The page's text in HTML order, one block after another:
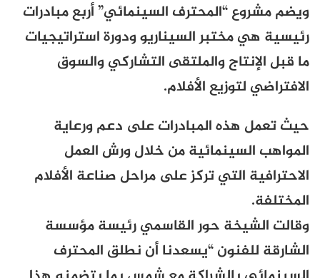
ويضم مشروع “المحترف السينمائي” أربع مبادرات
رئيسية هي مختبر السيناريو ودورة استراتيجيات
ما قبل الإنتاج والملتقى التشاركي والسوق
الافتراضي لتوزيع الأفلام.
حيث تعمل هذه المبادرات على دعم ورعاية
المواهب السينمائية من خلال ورش العمل
الاحترافية التي تركز على مراحل صناعة الأفلام
المختلفة.
وقالت الشيخة حور القاسمي رئيسة مؤسسة
الشارقة للفنون “يسعدنا أن نطلق المحترف